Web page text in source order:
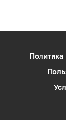
Политика